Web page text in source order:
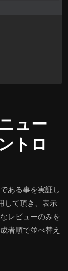
ュー
トロ
ある事を実証し
して頂き、表示
レビューのみを
者順で並べ替え